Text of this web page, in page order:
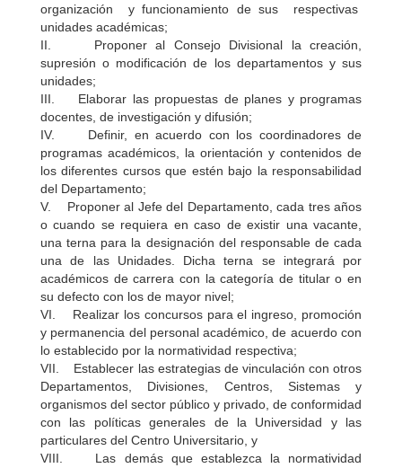
organización y funcionamiento de sus respectivas
unidades académicas;
II. Proponer al Consejo Divisional la creación,
supresión o modificación de los departamentos y sus
unidades;
III. Elaborar las propuestas de planes y programas
docentes, de investigación y difusión;
IV. Definir, en acuerdo con los coordinadores de
programas académicos, la orientación y contenidos de
los diferentes cursos que estén bajo la responsabilidad
del Departamento;
V. Proponer al Jefe del Departamento, cada tres años
o cuando se requiera en caso de existir una vacante,
una terna para la designación del responsable de cada
una de las Unidades. Dicha terna se integrará por
académicos de carrera con la categoría de titular o en
su defecto con los de mayor nivel;
VI. Realizar los concursos para el ingreso, promoción
y permanencia del personal académico, de acuerdo con
lo establecido por la normatividad respectiva;
VII. Establecer las estrategias de vinculación con otros
Departamentos, Divisiones, Centros, Sistemas y
organismos del sector público y privado, de conformidad
con las políticas generales de la Universidad y las
particulares del Centro Universitario, y
VIII. Las demás que establezca la normatividad